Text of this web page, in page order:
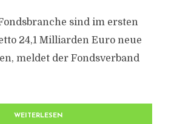
sind im ersten
24,1 Milliarden Euro neue
meldet der Fondsverband
WEITERLESEN